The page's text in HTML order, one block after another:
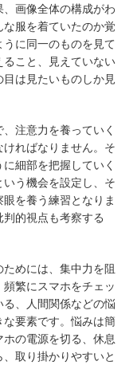
画像全体の構成がわ
服を着ていたのか覚
に同一のものを見て
こと、見えていない
は見たいものしか見
注意力を養っていく
ればなりません。そ
細部を把握していく
いう機会を設定し、そ
を養う練習となりま
的視点も考察する
めには、集中力を阻
繁にスマホをチェッ
、人間関係などの悩
要素です。悩みは簡
の電源を切る、休息
取り掛かりやすいと